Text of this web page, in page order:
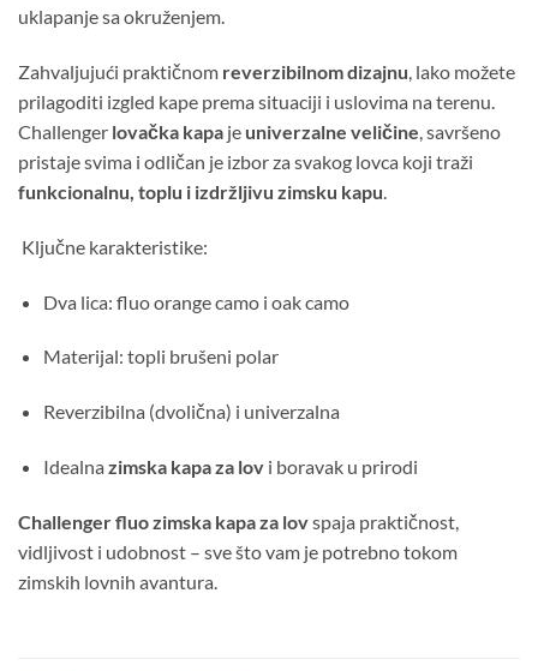
uklapanje sa okruženjem.
Zahvaljujući praktičnom reverzibilnom dizajnu, lako možete
prilagoditi izgled kape prema situaciji i uslovima na terenu.
Challenger lovačka kapa je univerzalne veličine, savršeno
pristaje svima i odličan je izbor za svakog lovca koji traži
funkcionalnu, toplu i izdržljivu zimsku kapu.
Ključne karakteristike:
Dva lica: fluo orange camo i oak camo
Materijal: topli brušeni polar
Reverzibilna (dvolična) i univerzalna
Idealna zimska kapa za lovi boravak u prirodi
Challenger fluo zimska kapa za lovspaja praktičnost,
vidljivost i udobnost – sve što vam je potrebno tokom
zimskih lovnih avantura.